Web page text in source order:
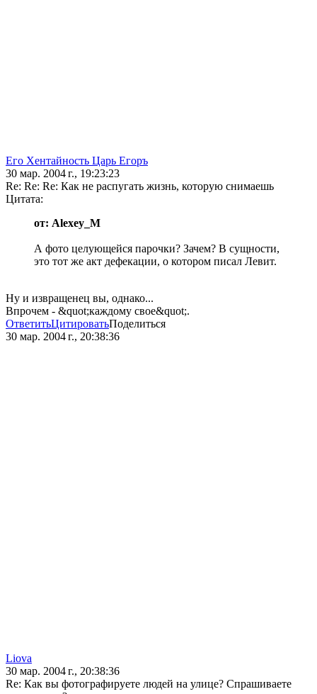
Его Хентайность Царь Егоръ
30 мар. 2004 г., 19:23:23
Re: Re: Re: Как не распугать жизнь, которую снимаешь
Цитата:
от: Alexey_M
А фото целующейся парочки? Зачем? В сущности,
это тот же акт дефекации, о котором писал Левит.
Ну и извращенец вы, однако...
Впрочем - &quot;каждому свое&quot;.
ОтветитьЦитироватьПоделиться
30 мар. 2004 г., 20:38:36
Liova
30 мар. 2004 г., 20:38:36
Re: Как вы фотографируете людей на улице? Спрашиваете